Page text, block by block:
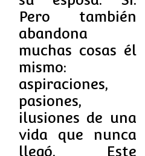
Pero también
abandona
muchas cosas él
mismo:
aspiraciones,
pasiones,
ilusiones de una
vida que nunca
llegó. Este